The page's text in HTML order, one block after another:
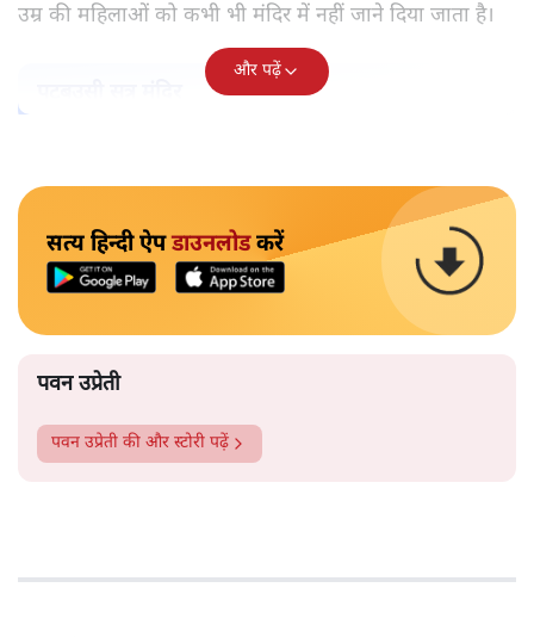
उम्र की महिलाओं को कभी भी मंदिर में नहीं जाने दिया जाता है।
और पढ़ें
सत्य हिन्दी ऐपडाउनलोडकरें
पवन उप्रेती
पवन उप्रेती की और स्टोरी पढ़ें